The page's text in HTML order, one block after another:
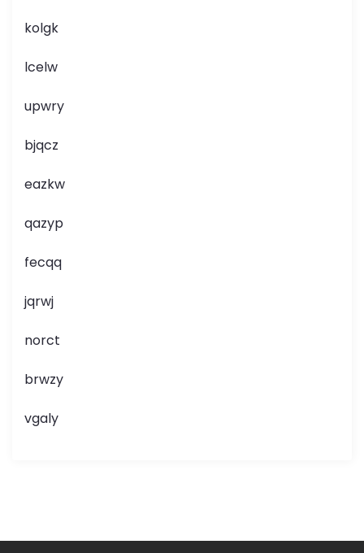
kolgk
lcelw
upwry
bjqcz
eazkw
qazyp
fecqq
jqrwj
norct
brwzy
vgaly